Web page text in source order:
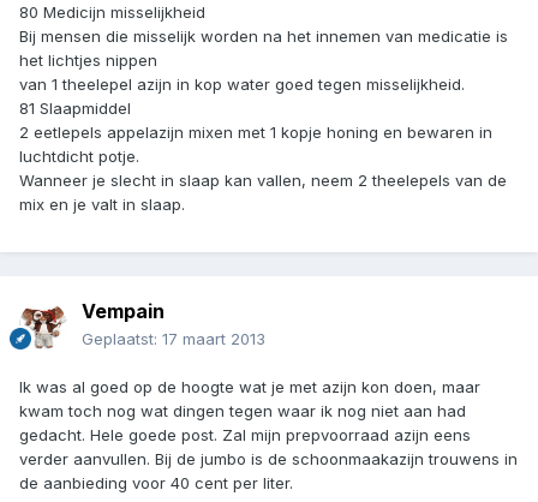
80 Medicijn misselijkheid
Bij mensen die misselijk worden na het innemen van medicatie is
het lichtjes nippen
van 1 theelepel azijn in kop water goed tegen misselijkheid.
81 Slaapmiddel
2 eetlepels appelazijn mixen met 1 kopje honing en bewaren in
luchtdicht potje.
Wanneer je slecht in slaap kan vallen, neem 2 theelepels van de
mix en je valt in slaap.
Vempain
Geplaatst: 17 maart 2013
Ik was al goed op de hoogte wat je met azijn kon doen, maar
kwam toch nog wat dingen tegen waar ik nog niet aan had
gedacht. Hele goede post. Zal mijn prepvoorraad azijn eens
verder aanvullen. Bij de jumbo is de schoonmaakazijn trouwens in
de aanbieding voor 40 cent per liter.